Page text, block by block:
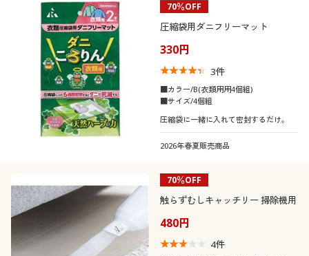
70％OFF
圧縮袋用ダニフリーマット
330円
3件
■カラー/B(衣類用用4個組)
■サイズ/4個組
圧縮袋に一緒に入れて密封するだけ。
2026年春夏販売商品
70％OFF
触らずむしキャッチリー 掃除機用
480円
4件